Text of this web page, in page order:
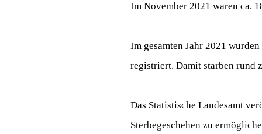
Im November 2021 waren ca.
Im gesamten Jahr 2021
registriert. Damit starben rund
Das Statistische Landesamt
Sterbegeschehen zu